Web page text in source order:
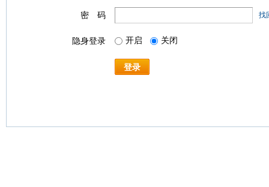
密 码 找
隐身登录 开启 关闭
登录